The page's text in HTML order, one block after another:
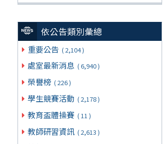
依公告類別彙總
重要公告 ( 2,104 )
處室最新消息 ( 6,940 )
榮譽榜 ( 226 )
學生競賽活動 ( 2,178 )
教育盃體操賽 ( 11 )
教師研習資訊 ( 2,613 )